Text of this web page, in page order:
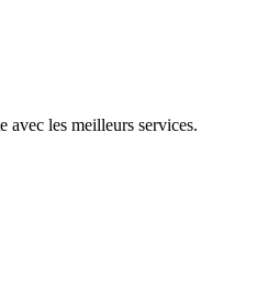
avec les meilleurs services.